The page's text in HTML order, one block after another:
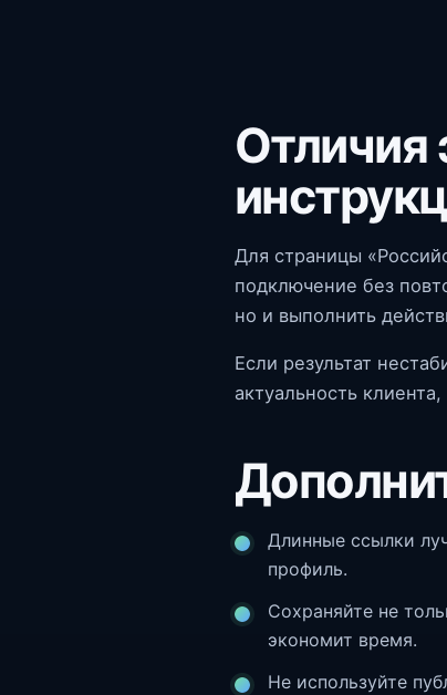
Отличия
Для страницы
подключение без
но и выполнить
Если результат
актуальность
Длинные ссылки
профиль.
Сохраняйте не
экономит время.
Не используйте